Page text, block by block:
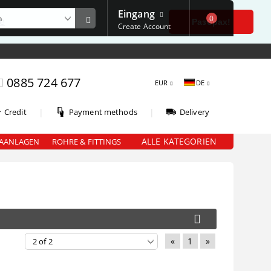
Разбрах!
0885 724 677 EUR DE
Credit Payment methods Delivery
Eingang
Create Account
0
ROHRE & FITTINGS ALLE KATEGORIEN
« 1 »